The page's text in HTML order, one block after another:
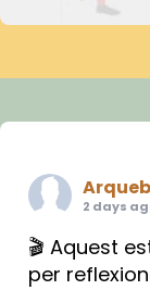
2 days
🎬 Aquest
per